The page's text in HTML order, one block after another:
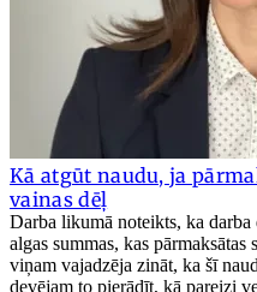
Kā atgūt naudu, ja
vainas dēļ
Darba likumā noteikts, ka
algas summas, kas
viņam vajadzēja zināt, ka šī
devējam to pierādīt, kā pareizi